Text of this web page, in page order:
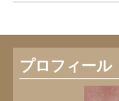
プロフィール